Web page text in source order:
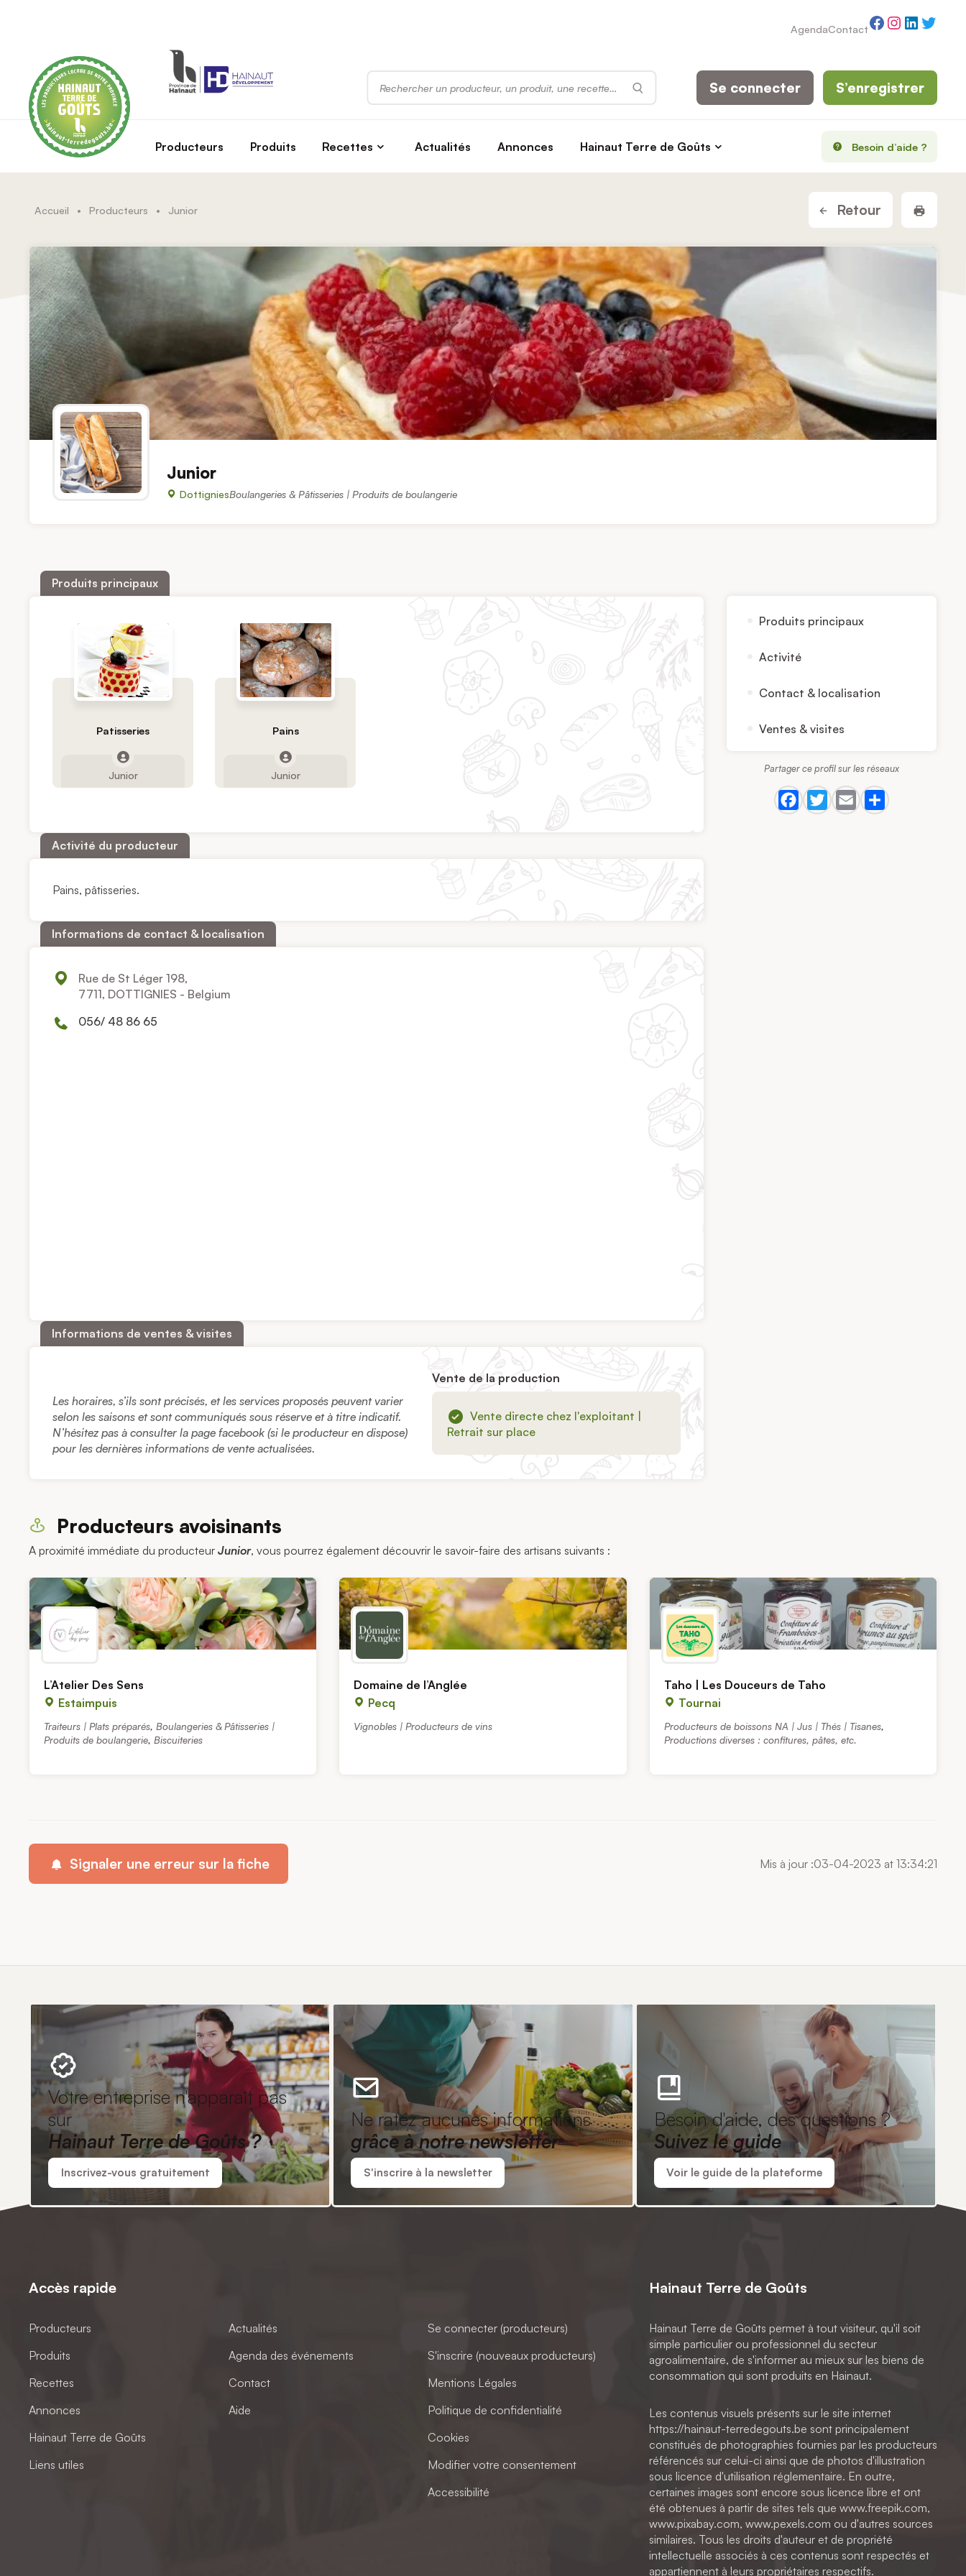
AgendaContactFacebook
Instagram
Rechercher
Producteurs Produits Recettes Actualités Annonces Hainaut Terre de Goûts Besoin d’aide ?
Se connecter S’enregistrer
Accueil • Producteurs • Junior Retour
Junior
DottigniesBoulangeries & Pâtisseries | Produits de boulangerie
Produits principaux
Patisseries
Junior
Pains
Junior
Activité du producteur
Pains, pâtisseries.
Informations de contact & localisation
Rue de St Léger 198,
7711, DOTTIGNIES - Belgium
056/ 48 86 65
Informations de ventes & visites
Les horaires, s’ils sont précisés, et les services proposés peuvent varier
selon les saisons et sont communiqués sous réserve et à titre indicatif.
N’hésitez pas à consulter la page facebook (si le producteur en dispose)
pour les dernières informations de vente actualisées.
Vente de la production
Vente directe chez l'exploitant |
Retrait sur place
Produits principaux
Activité
Contact & localisation
Ventes & visites
Partager ce profil sur les réseaux
Producteurs avoisinants
A proximité immédiate du producteurJunior, vous pourrez également découvrir le savoir-faire des artisans suivants :
L’Atelier Des Sens
Estaimpuis
Traiteurs | Plats préparés,Boulangeries & Pâtisseries |
Produits de boulangerie,Biscuiteries
Domaine de l’Anglée
Pecq
Vignobles | Producteurs de vins
Taho | Les Douceurs de Taho
Tournai
Producteurs de boissons NA | Jus | Thés | Tisanes,
Productions diverses : confitures, pâtes, etc.
Signaler une erreur sur la fiche Mis à jour :03-04-2023 at 13:34:21
Votre entreprise n'apparaît pas
sur
Hainaut Terre de Goûts ?
Inscrivez-vous gratuitement
Ne ratez aucunes informations
grâce à notre newsletter
S'inscrire à la newsletter
Besoin d'aide, des questions ?
Suivez le guide
Voir le guide de la plateforme
Accès rapide
Producteurs
Produits
Recettes
Annonces
Hainaut Terre de Goûts
Liens utiles
Actualités
Agenda des événements
Contact
Aide
Se connecter (producteurs)
S'inscrire (nouveaux producteurs)
Mentions Légales
Politique de confidentialité
Cookies
Modifier votre consentement
Accessibilité
Hainaut Terre de Goûts
Hainaut Terre de Goûts permet à tout visiteur, qu'il soit
simple particulier ou professionnel du secteur
agroalimentaire, de s'informer au mieux sur les biens de
consommation qui sont produits en Hainaut.
Les contenus visuels présents sur le site internet
https://hainaut-terredegouts.be sont principalement
constitués de photographies fournies par les producteurs
référencés sur celui-ci ainsi que de photos d'illustration
sous licence d'utilisation réglementaire. En outre,
certaines images sont encore sous licence libre et ont
été obtenues à partir de sites tels que www.freepik.com,
www.pixabay.com, www.pexels.com ou d'autres sources
similaires. Tous les droits d'auteur et de propriété
intellectuelle associés à ces contenus sont respectés et
appartiennent à leurs propriétaires respectifs.